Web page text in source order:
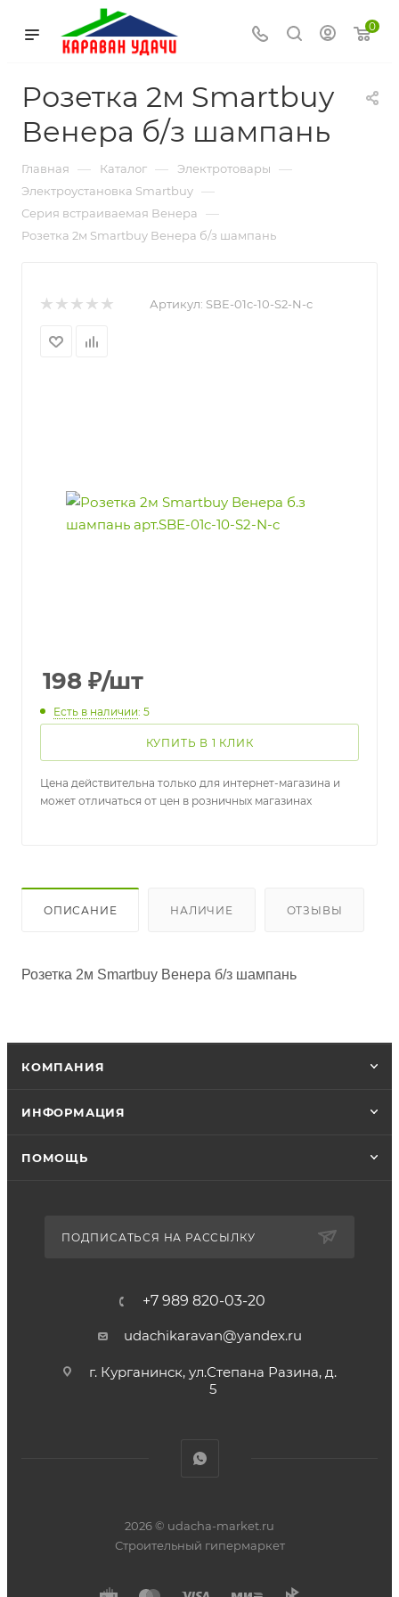
0
Розетка 2м Smartbuy
Венера б/з шампань
Главная — Каталог — Электротовары —
Электроустановка Smartbuy —
Серия встраиваемая Венера —
Розетка 2м Smartbuy Венера б/з шампань
Артикул: SBE-01c-10-S2-N-c
198 ₽/шт
Есть в наличии: 5
КУПИТЬ В 1 КЛИК
Цена действительна только для интернет-магазина и
может отличаться от цен в розничных магазинах
ОПИСАНИЕ НАЛИЧИЕ ОТЗЫВЫ
КОМПАНИЯ
ИНФОРМАЦИЯ
ПОМОЩЬ
ПОДПИСАТЬСЯ НА РАССЫЛКУ
+7 989 820-03-20
udachikaravan@yandex.ru
г. Курганинск, ул.Степана Разина, д.
5
2026 © udacha-market.ru
Строительный гипермаркет